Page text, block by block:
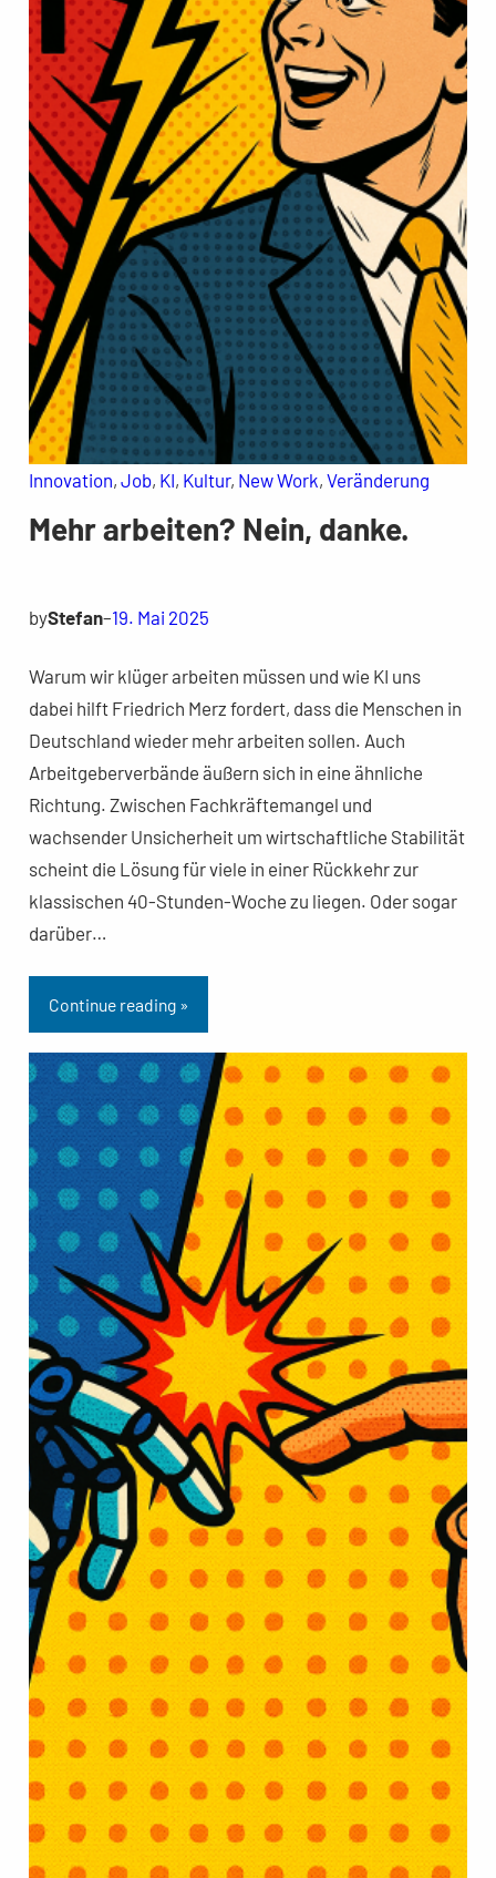
Innovation, Job, KI, Kultur, New Work, Veränderung
Mehr arbeiten? Nein, danke.
byStefan–19. Mai 2025
Warum wir klüger arbeiten müssen und wie KI uns
dabei hilft Friedrich Merz fordert, dass die Menschen in
Deutschland wieder mehr arbeiten sollen. Auch
Arbeitgeberverbände äußern sich in eine ähnliche
Richtung. Zwischen Fachkräftemangel und
wachsender Unsicherheit um wirtschaftliche Stabilität
scheint die Lösung für viele in einer Rückkehr zur
klassischen 40-Stunden-Woche zu liegen. Oder sogar
darüber…
Continue reading »